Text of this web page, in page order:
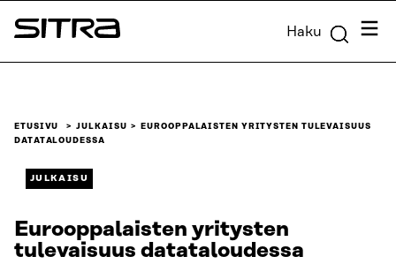
Siirry
suoraan
Sitra Haku
ETUSIVU JULKAISU
EUROOPPALAISTEN YRITYSTEN TULEVAISUUS
DATATALOUDESSA
JULKAISU
Eurooppalaisten yritysten
tulevaisuus datataloudessa